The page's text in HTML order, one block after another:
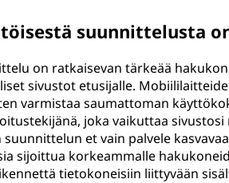
suunnittelusta
on ratkaisevan tärkeää
sivustot etusijalle.
varmistaa saumattoman
joka vaikuttaa
et vain palvele
sijoittua korkeammalle
tietokoneisiin liittyvään